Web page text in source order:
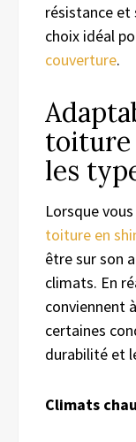
résistance et
choix idéal
couverture.
toiture
les
Lorsque
toiture en
être sur son
climats. En
conviennent
certaines
durabilité et
Climats